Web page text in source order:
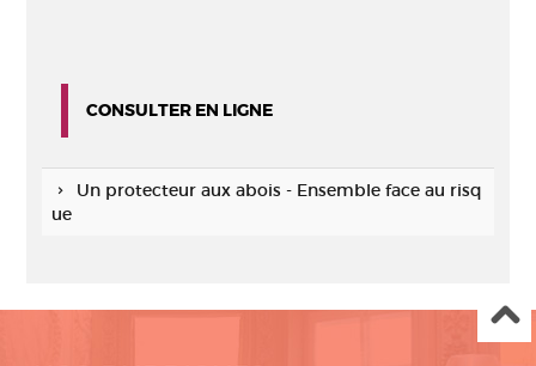
CONSULTER EN LIGNE
Un protecteur aux abois - Ensemble face au risq
ue